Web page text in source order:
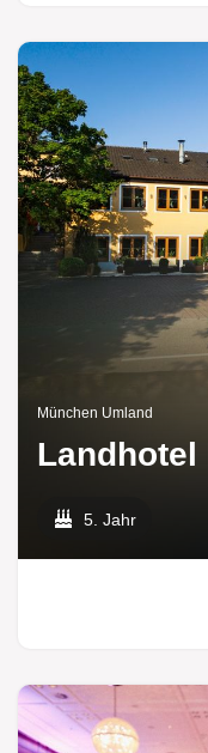
München Umland
Landhotel
5. Jahr